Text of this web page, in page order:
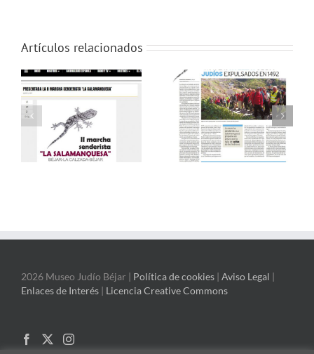
Artículos relacionados
2026 Museo Judío Béjar | Política de cookies | Aviso Legal |
Enlaces de Interés | Licencia Creative Commons